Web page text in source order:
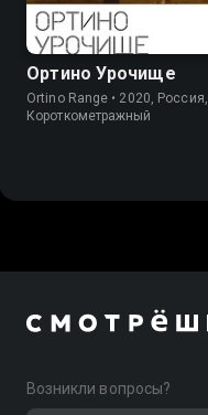
Ортино Урочище
Ortino Range • 2020, Россия,
Короткометражный
Возникли вопросы?